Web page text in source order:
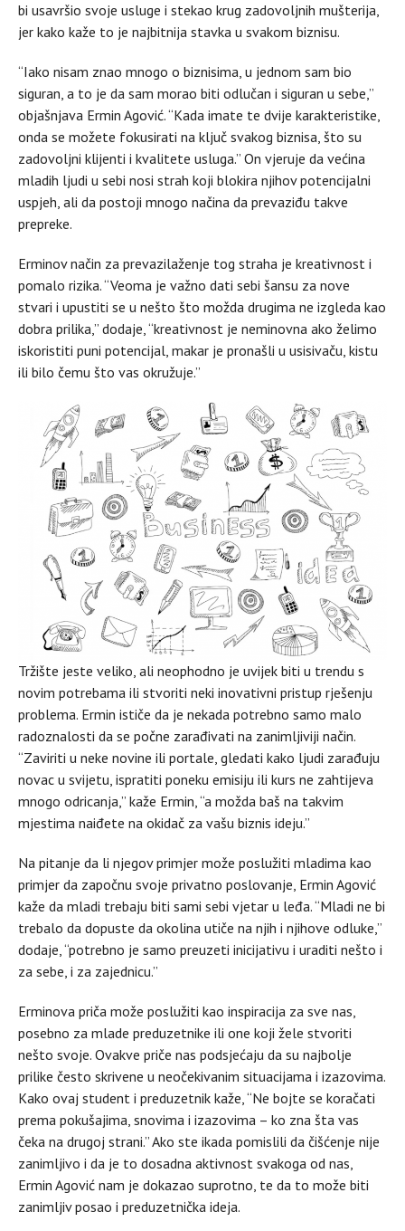
bi usavršio svoje usluge i stekao krug zadovoljnih mušterija,
jer kako kaže to je najbitnija stavka u svakom biznisu.
“Iako nisam znao mnogo o biznisima, u jednom sam bio
siguran, a to je da sam morao biti odlučan i siguran u sebe,”
objašnjava Ermin Agović. “Kada imate te dvije karakteristike,
onda se možete fokusirati na ključ svakog biznisa, što su
zadovoljni klijenti i kvalitete usluga.” On vjeruje da većina
mladih ljudi u sebi nosi strah koji blokira njihov potencijalni
uspjeh, ali da postoji mnogo načina da prevaziđu takve
prepreke.
Erminov način za prevazilaženje tog straha je kreativnost i
pomalo rizika. “Veoma je važno dati sebi šansu za nove
stvari i upustiti se u nešto što možda drugima ne izgleda kao
dobra prilika,” dodaje, “kreativnost je neminovna ako želimo
iskoristiti puni potencijal, makar je pronašli u usisivaču, kistu
ili bilo čemu što vas okružuje.”
Tržište jeste veliko, ali neophodno je uvijek biti u trendu s
novim potrebama ili stvoriti neki inovativni pristup rješenju
problema. Ermin ističe da je nekada potrebno samo malo
radoznalosti da se počne zarađivati na zanimljiviji način.
“Zaviriti u neke novine ili portale, gledati kako ljudi zarađuju
novac u svijetu, ispratiti poneku emisiju ili kurs ne zahtijeva
mnogo odricanja,” kaže Ermin, “a možda baš na takvim
mjestima naiđete na okidač za vašu biznis ideju.”
Na pitanje da li njegov primjer može poslužiti mladima kao
primjer da započnu svoje privatno poslovanje, Ermin Agović
kaže da mladi trebaju biti sami sebi vjetar u leđa. “Mladi ne bi
trebalo da dopuste da okolina utiče na njih i njihove odluke,”
dodaje, “potrebno je samo preuzeti inicijativu i uraditi nešto i
za sebe, i za zajednicu.”
Erminova priča može poslužiti kao inspiracija za sve nas,
posebno za mlade preduzetnike ili one koji žele stvoriti
nešto svoje. Ovakve priče nas podsjećaju da su najbolje
prilike često skrivene u neočekivanim situacijama i izazovima.
Kako ovaj student i preduzetnik kaže, “Ne bojte se koračati
prema pokušajima, snovima i izazovima – ko zna šta vas
čeka na drugoj strani.” Ako ste ikada pomislili da čišćenje nije
zanimljivo i da je to dosadna aktivnost svakoga od nas,
Ermin Agović nam je dokazao suprotno, te da to može biti
zanimljiv posao i preduzetnička ideja.